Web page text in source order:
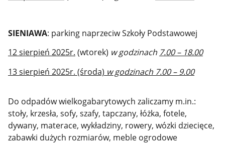
SIENIAWA: parking naprzeciw Szkoły Podstawowej
12 sierpień 2025r. (wtorek) w godzinach 7.00 – 18.00
13 sierpień 2025r. (środa) w godzinach 7.00 – 9.00
Do odpadów wielkogabarytowych zaliczamy m.in.:
stoły, krzesła, sofy, szafy, tapczany, łóżka, fotele,
dywany, materace, wykładziny, rowery, wózki dziecięce,
zabawki dużych rozmiarów, meble ogrodowe